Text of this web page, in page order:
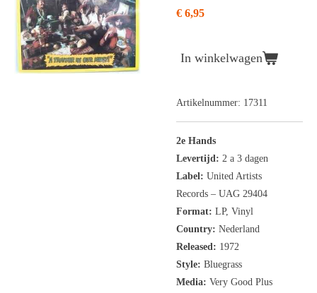
€ 6,95
In winkelwagen
Artikelnummer: 17311
2e Hands
Levertijd: 2 a 3 dagen
Label: United Artists
Records ‎– UAG 29404
Format: LP, Vinyl
Country: Nederland
Released: 1972
Style: Bluegrass
Media: Very Good Plus